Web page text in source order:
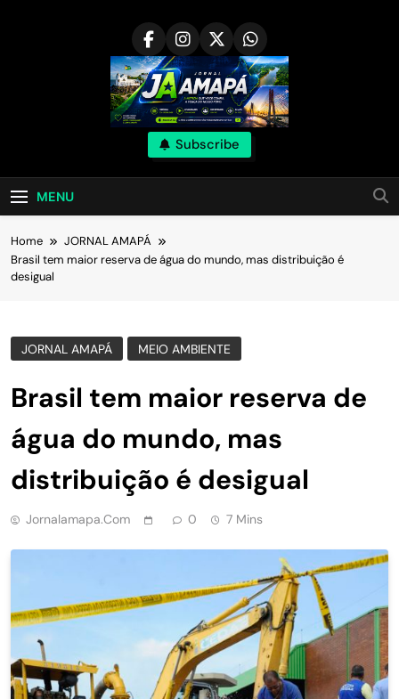
Subscribe
MENU
Home
JORNAL AMAPÁ
Brasil tem maior reserva de água do mundo, mas distribuição é
desigual
JORNAL AMAPÁ MEIO AMBIENTE
Brasil tem maior reserva de
água do mundo, mas
distribuição é desigual
Jornalamapa.com 0 7 Mins